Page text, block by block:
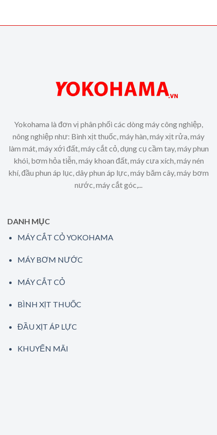
Yokohama là đơn vị phân phối các dòng máy công nghiệp,
nông nghiệp như: Bình xịt thuốc, máy hàn, máy xịt rửa, máy
làm mát, máy xới đất, máy cắt cỏ, dụng cụ cầm tay, máy phun
khói, bơm hỏa tiễn, máy khoan đất, máy cưa xích, máy nén
khí, đầu phun áp lục, dây phun áp lực, máy băm cây, máy bơm
nước, máy cắt góc,...
DANH MỤC
MÁY CẮT CỎ YOKOHAMA
MÁY BƠM NƯỚC
MÁY CẮT CỎ
BÌNH XỊT THUỐC
ĐẦU XỊT ÁP LỰC
KHUYẾN MÃI